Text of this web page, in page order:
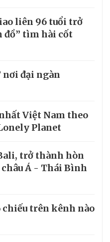
liên 96 tuổi trở
đồ” tìm hài cốt
nơi đại ngàn
Việt Nam theo
Planet
trở thành hòn
Á - Thái Bình
chiếu trên kênh nào